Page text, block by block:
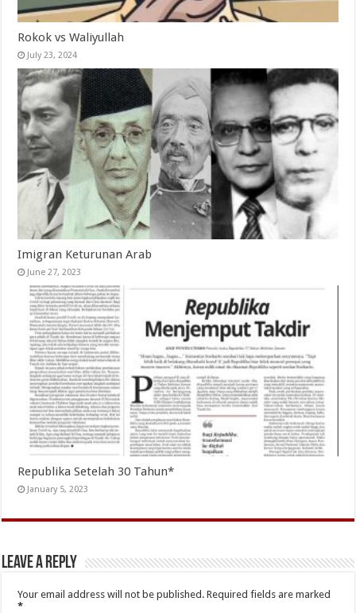
Rokok vs Waliyullah
July 23, 2024
Imigran Keturunan Arab
June 27, 2023
Republika Setelah 30 Tahun*
January 5, 2023
Leave a Reply
Your email address will not be published. Required fields are marked
*